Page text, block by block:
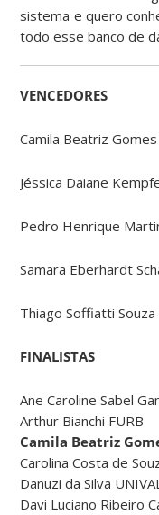
sistema e quero
todo esse banco de
VENCEDORES
Camila Beatriz Gomes
Jéssica Daiane
Pedro Henrique
Samara Eberhardt
Thiago Soffiatti Souza
FINALISTAS
Ane Caroline Sabel
Arthur Bianchi FURB
Camila Beatriz
Carolina Costa de
Danuzi da Silva
Davi Luciano Ribeiro